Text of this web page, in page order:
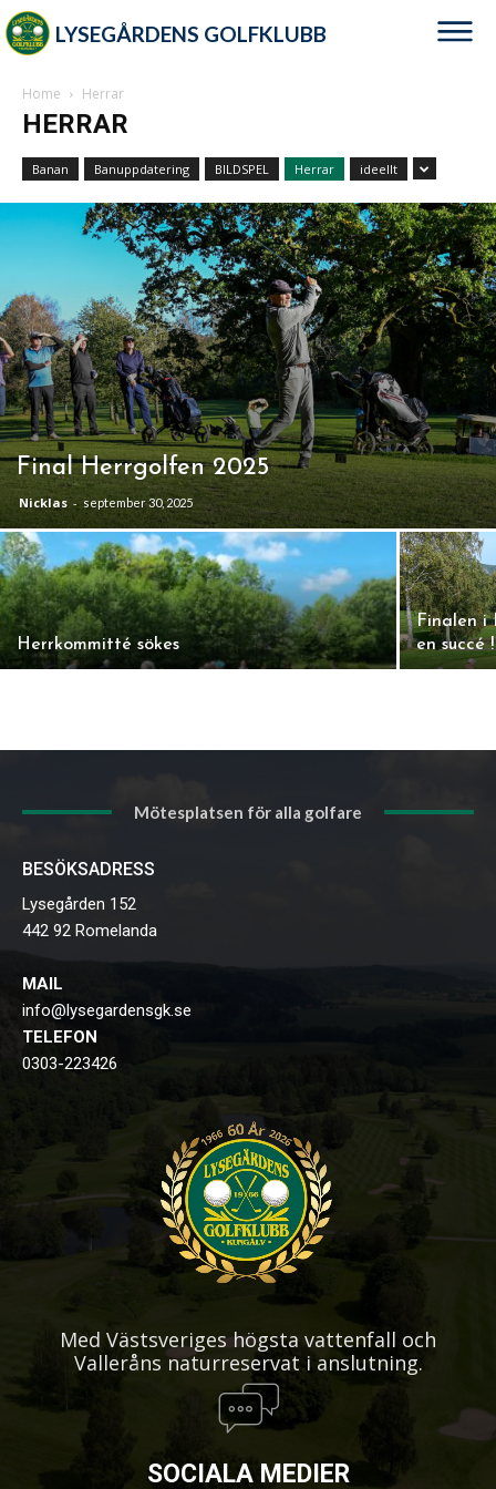
LYSEGÅRDENS GOLFKLUBB
Home Herrar
HERRAR
Banan Banuppdatering BILDSPEL Herrar ideellt
Final Herrgolfen 2025
Nicklas - september 30, 2025
Herrkommitté sökes
Finalen i
en succé !
Mötesplatsen för alla golfare
BESÖKSADRESS
Lysegården 152
442 92 Romelanda
MAIL
info@lysegardensgk.se
TELEFON
0303-223426
Med Västsveriges högsta vattenfall och
Valleråns naturreservat i anslutning.
SOCIALA MEDIER